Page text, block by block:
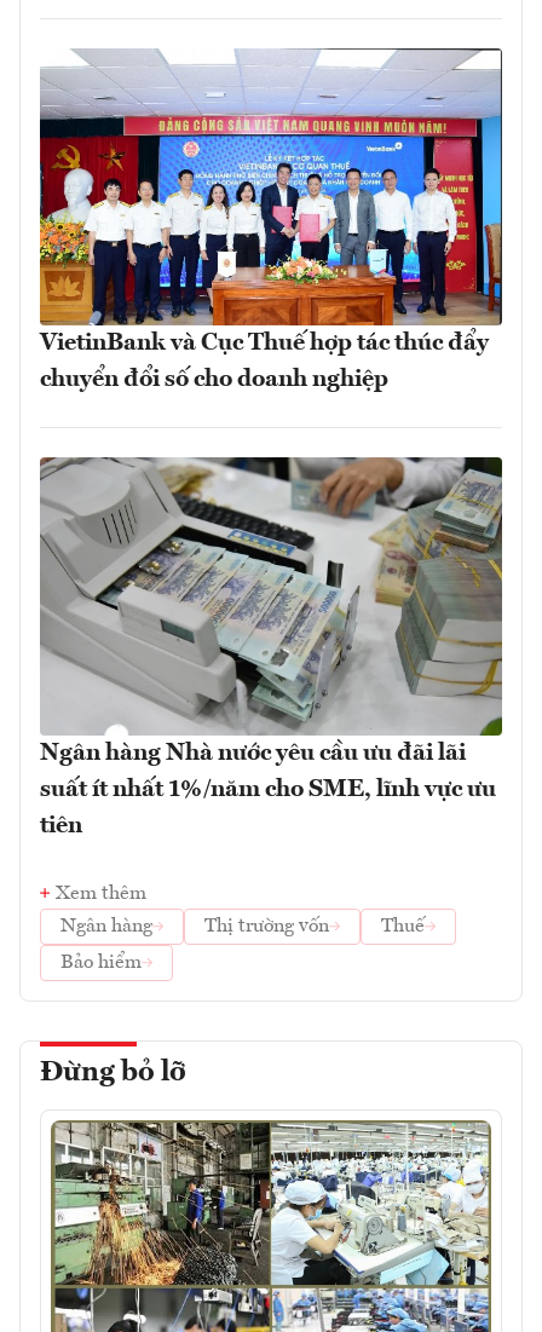
VietinBank và Cục Thuế hợp tác thúc đẩy
chuyển đổi số cho doanh nghiệp
Ngân hàng Nhà nước yêu cầu ưu đãi lãi
suất ít nhất 1%/năm cho SME, lĩnh vực ưu
tiên
Xem thêm
Ngân hàng
Thị trường vốn
Thuế
Bảo hiểm
Đừng bỏ lỡ